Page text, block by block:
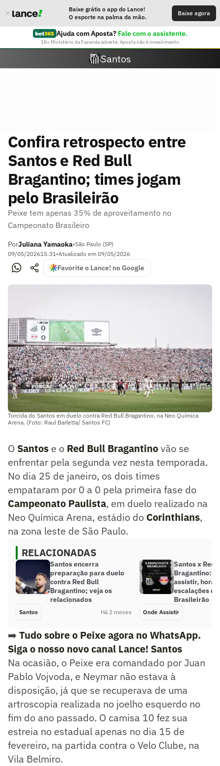
Baixe grátis o app do Lance!
O esporte na palma da mão.
Baixe agora
Ajuda com Aposta? Fale com o assistente.
18+ Ministério da Fazenda adverte: Aposta não é investimento
Santos
Confira retrospecto entre
Santos e Red Bull
Bragantino; times jogam
pelo Brasileirão
Peixe tem apenas 35% de aproveitamento no
Campeonato Brasileiro
PorJuliana Yamaoka•São Paulo (SP)
09/05/202615:31•Atualizado em 09/05/2026
Favorite o Lance! no Google
Torcida do Santos em duelo contra Red Bull Bragantino, na Neo Química
Arena. (Foto: Raul Barletta/ Santos FC)
O Santos e o Red Bull Bragantinovão se
enfrentar pela segunda vez nesta temporada.
No dia 25 de janeiro, os dois times
empataram por 0 a 0 pela primeira fase do
Campeonato Paulista, em duelo realizado na
Neo Química Arena, estádio do Corinthians,
na zona leste de São Paulo.
RELACIONADAS
Santos encerra
preparação para duelo
contra Red Bull
Bragantino; veja os
relacionados
Santos Há 2 meses
Santos x Red
Bragantino:
assistir,
escalações
Brasileirão
Onde Assistir
➡️ Tudo sobre o Peixe agora no WhatsApp.
Siga o nosso novo canal Lance! Santos
Na ocasião, o Peixe era comandado por Juan
Pablo Vojvoda, e Neymar não estava à
disposição, já que se recuperava de uma
artroscopia realizada no joelho esquerdo no
fim do ano passado. O camisa 10 fez sua
estreia no estadual apenas no dia 15 de
fevereiro, na partida contra o Velo Clube, na
Vila Belmiro.